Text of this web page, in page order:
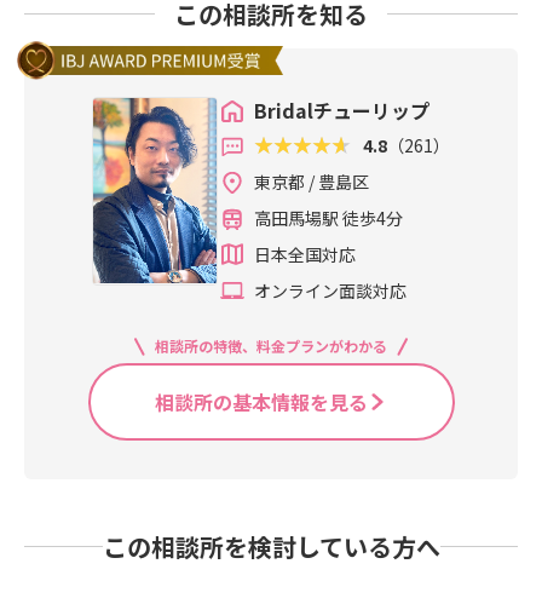
この相談所を知る
Bridalチューリップ
4.8 （261）
東京都 / 豊島区
高田馬場駅 徒歩4分
日本全国対応
オンライン面談対応
相談所の特徴、料金プランがわかる
相談所の基本情報を見る
この相談所を検討している方へ